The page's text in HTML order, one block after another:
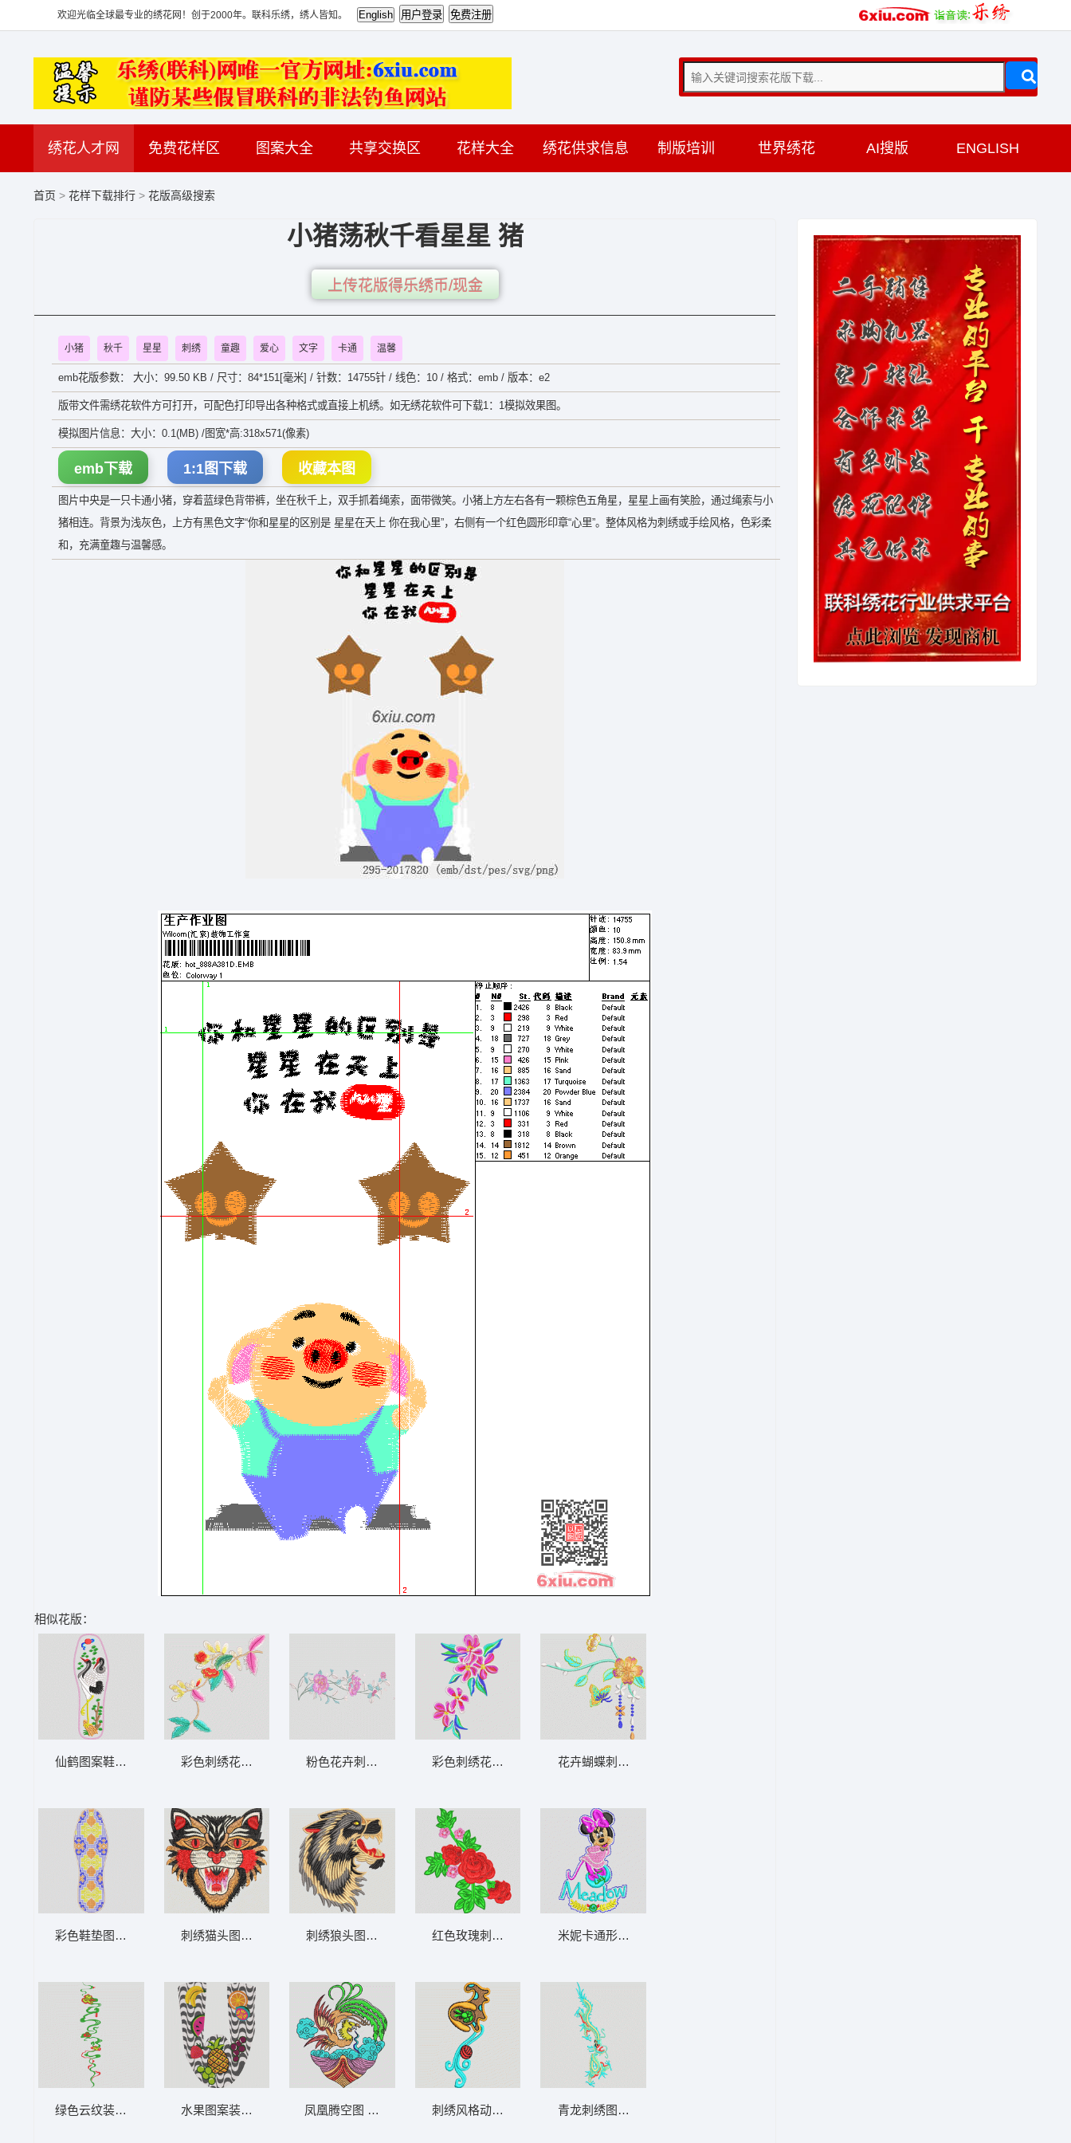
欢迎光临全球最专业的绣花网！创于2000年。联科乐绣，绣人皆知。
绣花人才网 免费花样区 图案大全 共享交换区 花样大全 绣花供求信息 制版培训 世界绣花 AI搜版 ENGLISH
首页 > 花样下载排行 > 花版高级搜索
小猪荡秋千看星星 猪
上传花版得乐绣币/现金
小猪 秋千 星星 刺绣 童趣 爱心 文字 卡通 温馨
emb花版参数： 大小：99.50 KB / 尺寸：84*151[毫米] / 针数：14755针 / 线色：10 / 格式：emb / 版本：e2
版带文件需绣花软件方可打开，可配色打印导出各种格式或直接上机绣。如无绣花软件可下载1：1模拟效果图。
模拟图片信息：大小：0.1(MB) /图宽*高:318x571(像素)
emb下载 1:1图下载 收藏本图
图片中央是一只卡通小猪，穿着蓝绿色背带裤，坐在秋千上，双手抓着绳索，面带微笑。小猪上方左右各有一颗棕色五角星，星星上画有笑脸，通过绳索与小
猪相连。背景为浅灰色，上方有黑色文字“你和星星的区别是 星星在天上 你在我心里”，右侧有一个红色圆形印章“心里”。整体风格为刺绣或手绘风格，色彩柔
和，充满童趣与温馨感。
相似花版：
仙鹤图案鞋垫设计 鹤 鞋垫
彩色鞋垫图案设计 鞋垫
绿色云纹装饰图案 汉服
彩色刺绣花卉图案 汉服
刺绣猫头图案 猫头
水果图案装饰布艺设计 鞋水果
粉色花卉刺绣图案 汉服
刺绣狼头图案 狼头
凤凰腾空图 凤凰
彩色刺绣花卉图案 靓花
红色玫瑰刺绣花枝图案 靓花
刺绣风格动物与球体装饰 狗
花卉蝴蝶刺绣图案 汉服
米妮卡通形象刺绣徽章 米奇
青龙刺绣图案 龙